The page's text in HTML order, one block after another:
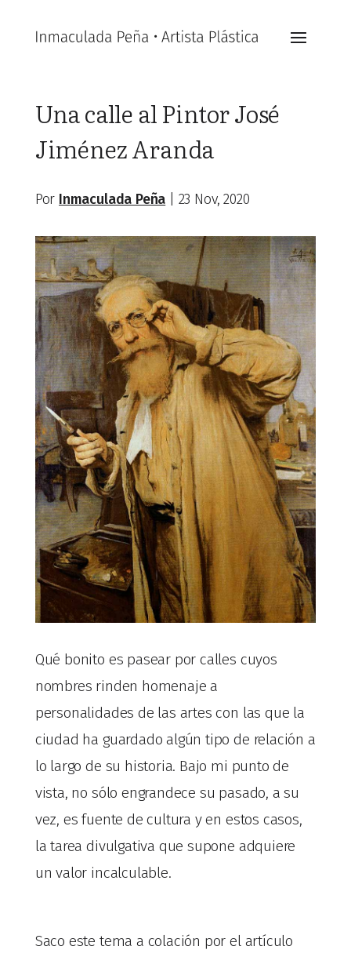
Una calle al Pintor José
Jiménez Aranda
Por Inmaculada Peña 23 Nov, 2020
Qué bonito es pasear por calles cuyos
nombres rinden homenaje a
personalidades de las artes con las que la
ciudad ha guardado algún tipo de relación a
lo largo de su historia. Bajo mi punto de
vista, no sólo engrandece su pasado, a su
vez, es fuente de cultura y en estos casos,
la tarea divulgativa que supone adquiere
un valor incalculable.
Saco este tema a colación por el artículo